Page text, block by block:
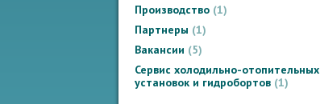
Производство 1
Партнеры 1
Вакансии
5
Сервис холодильно-отопительных
установок и гидробортов 1